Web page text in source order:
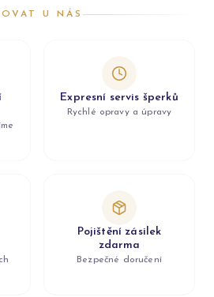
U NÁS
Expresní servis šperků
Rychlé opravy a úpravy
Pojištění zásilek
zdarma
Bezpečné doručení